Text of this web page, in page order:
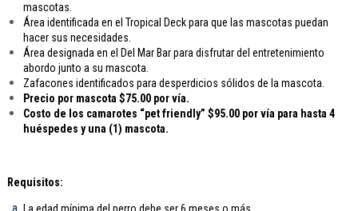
mascotas.
Área identificada en el Tropical Deck para que las mascotas puedan
hacer sus necesidades.
Área designada en el Del Mar Bar para disfrutar del entretenimiento
abordo junto a su mascota.
Zafacones identificados para desperdicios sólidos de la mascota.
Precio por mascota $75.00 por vía.
Costo de los camarotes “pet friendly” $95.00 por vía para hasta 4
huéspedes y una (1) mascota.
Requisitos: